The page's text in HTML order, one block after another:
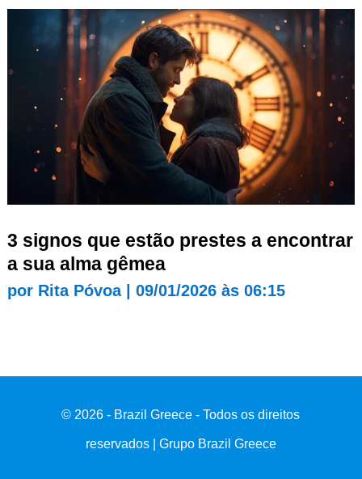
3 signos que estão prestes a encontrar
a sua alma gêmea
por Rita Póvoa| 09/01/2026 às 06:15
© 2026 - Brazil Greece - Todos os direitos
reservados | Grupo Brazil Greece